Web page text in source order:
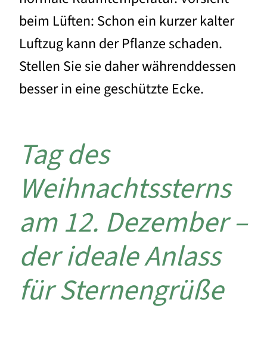
beim Lüften: Schon ein kurzer kalter
Luftzug kann der Pflanze schaden.
Stellen Sie sie daher währenddessen
besser in eine geschützte Ecke.
Tag des
Weihnachtssterns
am 12. Dezember –
der ideale Anlass
für Sternengrüße